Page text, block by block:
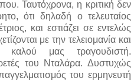
Ταυτόχρονα, η κριτική δεν
ότι δηλαδή ο τελευταίος
και εστιάζει σε εντελώς
με την τελειομανία και
καλού μας τραγουδιστή.
του Νταλάρα. Δυστυχώς
του ερμηνευτή